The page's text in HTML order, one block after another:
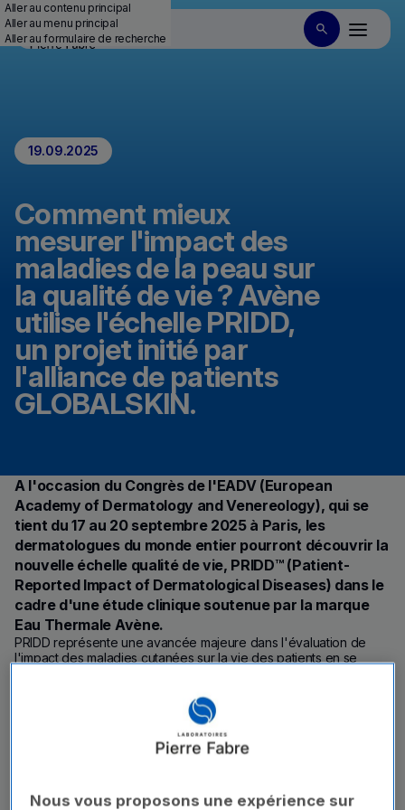
Aller au contenu principal
Aller au menu principal
Aller au formulaire de recherche
19.09.2025
Comment mieux
mesurer l'impact des
maladies de la peau sur
la qualité de vie ? Avène
utilise l'échelle PRIDD,
un projet initié par
l'alliance de patients
GLOBALSKIN.
A l'occasion du Congrès de l'EADV (European
Academy of Dermatology and Venereology), qui se
tient du 17 au 20 septembre 2025 à Paris, les
dermatologues du monde entier pourront découvrir la
nouvelle échelle qualité de vie, PRIDD™ (Patient-
Reported Impact of Dermatological Diseases) dans le
cadre d'une étude clinique soutenue par la marque
Eau Thermale Avène.
PRIDD représente une avancée majeure dans l'évaluation de
l'impact des maladies cutanées sur la vie des patients en se
Développée conjointement par GlobalSkin, le Centre médical de
Hambourg-Eppendorf, l'Université de Cardiff et 5600 patients,
cette nouvelle échelle multidimensionnelle entièrement validée
offre une perspective complète sur les impacts physiques,
Nous vous proposons une expérience sur